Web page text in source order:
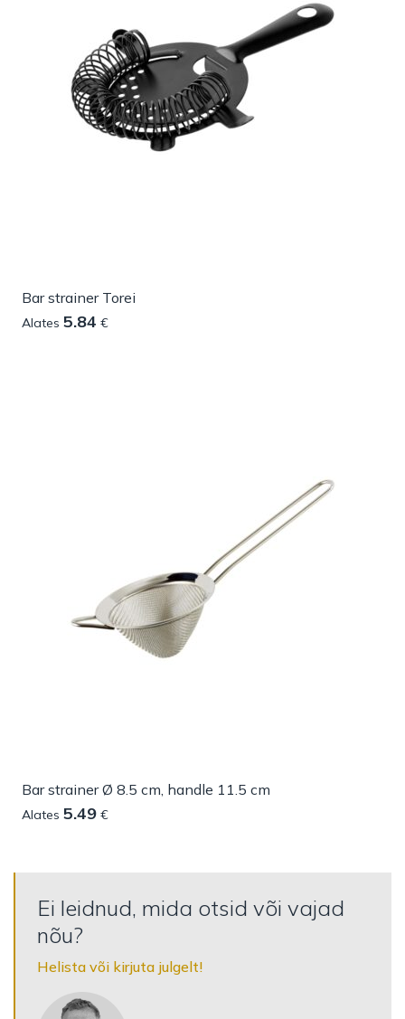
Bar strainer Torei
Alates 5.84 €
Bar strainer Ø 8.5 cm, handle 11.5 cm
Alates 5.49 €
Ei leidnud, mida otsid või vajad
nõu?
Helista või kirjuta julgelt!